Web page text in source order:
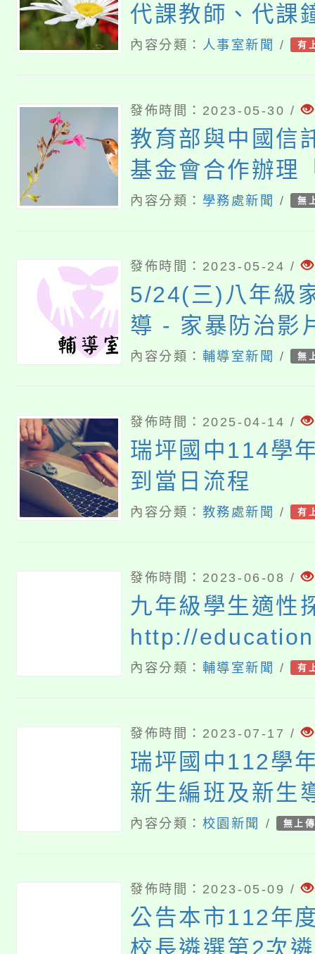
代課教師、代課
教學支援人員、
務滿6個月以上)
公教暨聘僱人員
補助費用案，自
用，詳如說明
內容分類： 人事室新聞 / 有
發佈時間：2023-05-30 /
教育部與中國信
基金會合作辦理
開毒品上癮的真
內容分類： 學務處新聞 / 無
發佈時間：2023-05-24 /
5/24(三)八年級
導 - 家暴防治影
習單
內容分類： 輔導室新聞 / 無
發佈時間：2025-04-14 /
瑞坪國中114學
到當日流程
內容分類： 教務處新聞 / 有
發佈時間：2023-06-08 /
九年級學生適性
http://
內容分類： 輔導室新聞 / 有
發佈時間：2023-07-17 /
瑞坪國中112學
新生編班及新生
業公告
內容分類： 校園新聞 / 無上
發佈時間：2023-05-09 /
公告本市112年
校長遴選第2次